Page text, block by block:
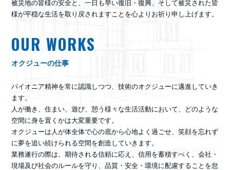
被災地の皆様の安全と、一日も早い復旧・復興、そして被災された皆
様が平穏な生活を取り戻されますことを心よりお祈り申し上げます。
OUR WORKS
オクジューの仕事
パイオニア精神を常に認識しつつ、技術のオクジューに邁進していき
ます。
人が働き、住まい、遊び、憩う様々な生活活動において、どのような
空間に身を置くかは大変重要です。
オクジューは人が体全体で心の底から心地よく過ごせ、笑顔を忘れず
に夢を追い続けられる空間を創造していきます。
業務遂行の際は、期待される信頼に応え、信用を蓄積すべく、会社・
現場及び社会のルールを守り、品質・安全・環境に配慮することを怠